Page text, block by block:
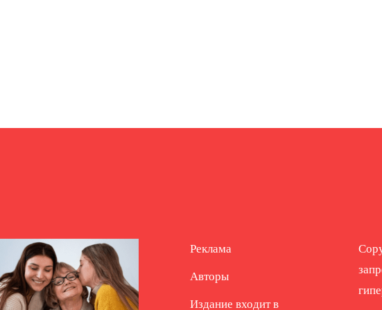
Реклама
Авторы
Издание входит в